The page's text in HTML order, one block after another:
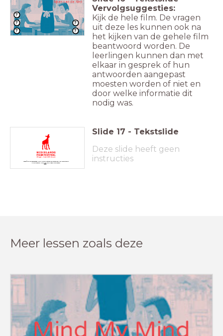
kijken van de filmt
Vervolgsuggesties:
Kijk de hele film. De vragen
uit deze les kunnen ook na
het kijken van de gehele film
beantwoord worden. De
leerlingen kunnen dan met
elkaar in gesprek of hun
antwoorden aangepast
moesten worden of niet en
door welke informatie dit
nodig was.
Deze film is geselecteerd voor het educatieprogramma van het Nederlands
voor meer informatie.
Slide 17 - Tekstslide
Deze slide heeft geen
instructies
Meer lessen zoals deze